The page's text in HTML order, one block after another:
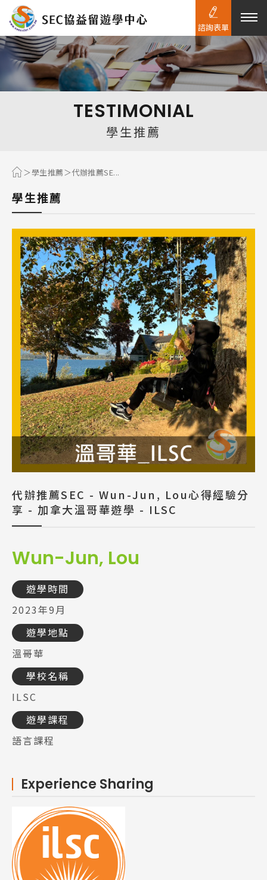
熱門搜尋：
TESTIMONIAL
學生推薦
學生推薦 代辦推薦SE...
學生推薦
代辦推薦SEC - Wun-Jun, Lou心得經驗分
享 - 加拿大溫哥華遊學 - ILSC
Wun-Jun, Lou
遊學時間
2023年9月
遊學地點
溫哥華
學校名稱
ILSC
遊學課程
語言課程
Experience Sharing
諮詢表單